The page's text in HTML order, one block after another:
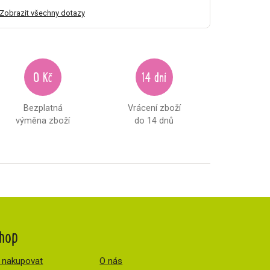
všechny dotazy
0 Kč
Bezplatná
výměna zboží
14 dní
Vrácení zboží
do 14 dnů
nakupovat
O nás